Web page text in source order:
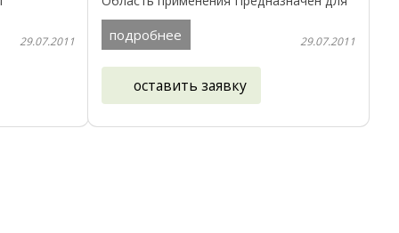
от УФ-
29.07.2011
лакировки деревянных поверхностей
внутри и вне зданий. Объекты
применения ...
подробнее 29.07.2011
оставить заявку